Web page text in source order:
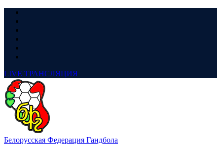
LIVE ТРАНСЛЯЦИЯ
Белорусская Федерация Гандбола